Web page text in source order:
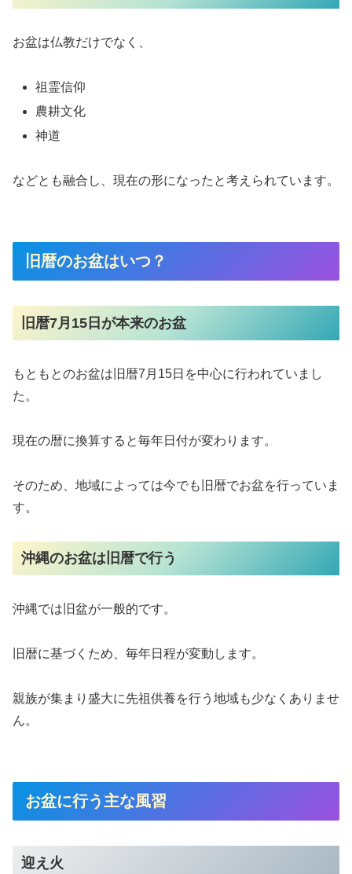
お盆は仏教だけでなく、
祖霊信仰
農耕文化
神道
などとも融合し、現在の形になったと考えられています。
旧暦のお盆はいつ？
旧暦7月15日が本来のお盆
もともとのお盆は旧暦7月15日を中心に行われていまし
た。
現在の暦に換算すると毎年日付が変わります。
そのため、地域によっては今でも旧暦でお盆を行っていま
す。
沖縄のお盆は旧暦で行う
沖縄では旧盆が一般的です。
旧暦に基づくため、毎年日程が変動します。
親族が集まり盛大に先祖供養を行う地域も少なくありませ
ん。
お盆に行う主な風習
迎え火